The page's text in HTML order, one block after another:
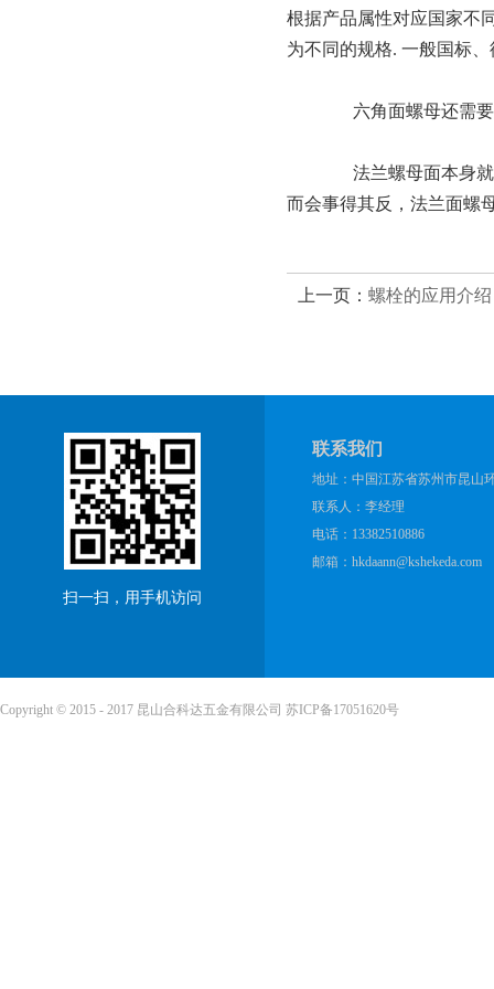
根据产品属性对应国家不
为不同的规格. 一般国标
六角面螺母还需要
法兰螺母面本身就
而会事得其反，法兰面螺
上一页： 螺栓的应用介绍
扫一扫，用手机访问
联系我们
地址：中国江苏省苏州市昆山
联系人：李经理
电话：13382510886
邮箱：hkdaann@kshekeda.com
Copyright © 2015 - 2017 昆山合科达五金有限公司 苏ICP备17051620号